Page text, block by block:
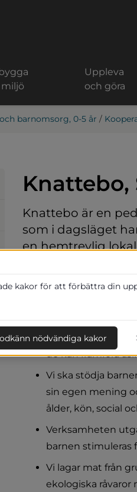
Uppleva
och göra
barnomsorg, 0-5 år /
Knattebo,
Knattebo är en
som i dagsläget
en hemtrevlig
Inriktning och
Inriktningen på
Verksamheten
de kan framföra
Vi ska stödja
sin egen mening
ålder, kön, social
Verksamheten
barnen stimuleras
Vi lagar mat från
ekologiska
kakor för att förbättra din
nödvändiga kakor